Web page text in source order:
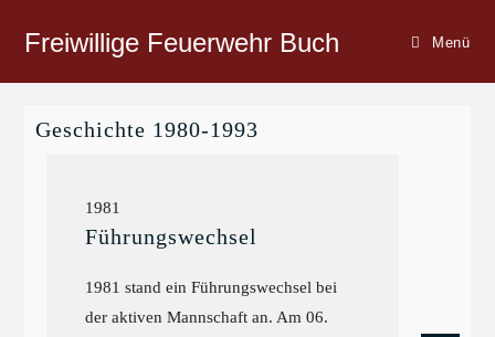
Freiwillige Feuerwehr Buch Menü
Geschichte 1980-1993
1981
Führungswechsel
1981 stand ein Führungswechsel bei
der aktiven Mannschaft an. Am 06.